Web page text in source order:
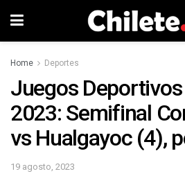
Home Deportes
Juegos
2023: Semifinal
vs Hualgayoc (4),
19 agosto, 2023